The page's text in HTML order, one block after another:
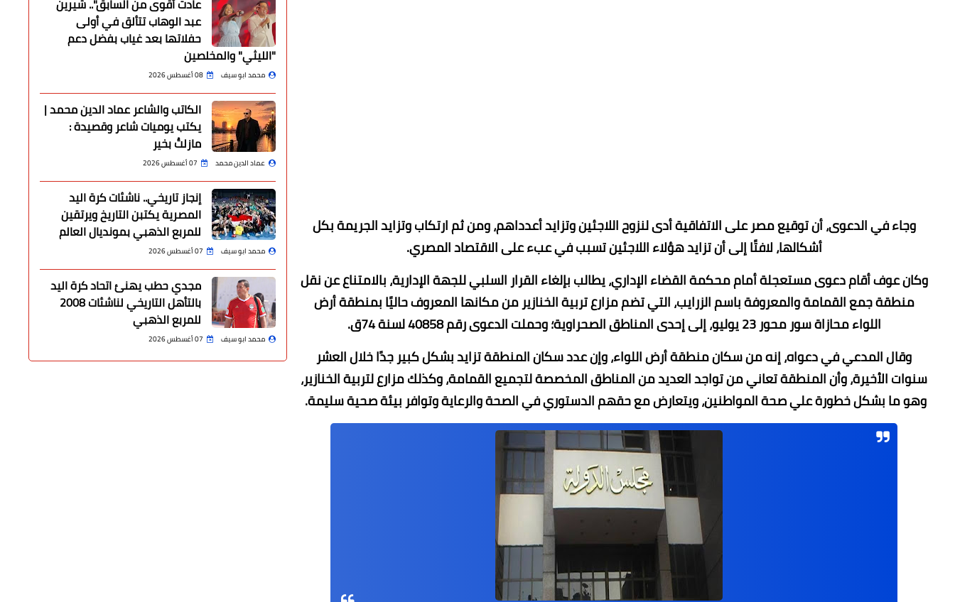
وجاء في الدعوى، أن توقيع مصر على الاتفاقية أدى لنزوح اللاجئين وتزايد أعدداهم، ومن ثم ارتكاب وتزايد الجريمة بكل
أشكالها، لافتًا إلى أن تزايد هؤلاء اللاجئين تسبب في عبء على الاقتصاد المصري.
وكان عوف أقام دعوى مستعجلة أمام محكمة القضاء الإداري، يطالب بإلغاء القرار السلبي للجهة الإدارية، بالامتناع عن نقل
منطقة جمع القمامة والمعروفة باسم الزرايب، التي تضم مزارع تربية الخنازير من مكانها المعروف حاليًا بمنطقة أرض
اللواء محازاة سور محور 23 يوليو، إلى إحدى المناطق الصحراوية؛ وحملت الدعوى رقم 40858 لسنة 74ق.
وقال المدعي في دعواه، إنه من سكان منطقة أرض اللواء، وإن عدد سكان المنطقة تزايد بشكل كبير جدًا خلال العشر
سنوات الأخيرة، وأن المنطقة تعاني من تواجد العديد من المناطق المخصصة لتجميع القمامة، وكذلك مزارع لتربية الخنازير،
وهو ما بشكل خطورة علي صحة المواطنين، ويتعارض مع حقهم الدستوري في الصحة والرعاية وتوافر بيئة صحية سليمة.
عادت أقوى من السابق".. شيرين
عبد الوهاب تتألق في أولى
حفلاتها بعد غياب بفضل دعم
"الليثي" والمخلصين
محمد ابو سيف 08 أغسطس 2026
الكاتب والشاعر عماد الدين محمد |
يكتب يوميات شاعر وقصيدة :
مازلتُ بخير
عماد الدين محمد 07 أغسطس 2026
إنجاز تاريخي.. ناشئات كرة اليد
المصرية يكتبن التاريخ ويرتقين
للمربع الذهبي بمونديال العالم
محمد ابو سيف 07 أغسطس 2026
مجدي حطب يهنئ اتحاد كرة اليد
بالتأهل التاريخي لناشئات 2008
للمربع الذهبي
محمد ابو سيف 07 أغسطس 2026